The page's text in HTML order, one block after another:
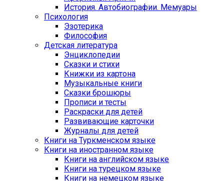
История. Автобиографии. Мемуары
Психология
Эзотерика
Философия
Детская литература
Энциклопедии
Сказки и стихи
Книжки из картона
Музыкальные книги
Сказки брошюры
Прописи и тесты
Раскраски для детей
Развивающие карточки
Журналы для детей
Книги на Туркменском языке
Книги на иностранном языке
Книги на английском языке
Книги на турецком языке
Книги на немецком языке